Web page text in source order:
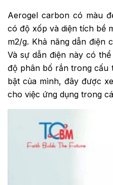
Aerogel carbon có màu
có độ xốp và diện tích bề
m2/g. Khả năng dẫn điện
Và sự dẫn điện này có
độ phân bố rắn trong cấu
bật của mình, đây được
cho việc ứng dụng trong